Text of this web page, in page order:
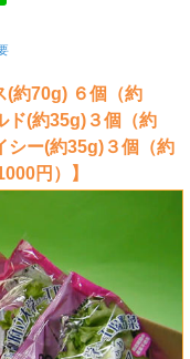
(約70g) ６個（約
ド(約35g)３個（約
シー(約35g)３個（約
円）】